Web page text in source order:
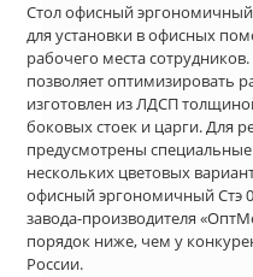
Стол офисный эргономичный
для установки в офисных
рабочего места
позволяет оптимизировать
изготовлен из ЛДСП
боковых стоек и царги. Для
предусмотрены
нескольких цветовых
офисный эргономичный Стэ
завода-производителя
порядок ниже, чем у
России.